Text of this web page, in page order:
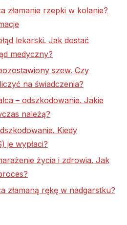
złamanie rzepki w kolanie?
lekarski. Jak dostać
medyczny?
szew. Czy
na świadczenia?
– odszkodowanie. Jakie
należą?
Kiedy
je wypłaci?
życia i zdrowia. Jak
złamaną rękę w nadgarstku?